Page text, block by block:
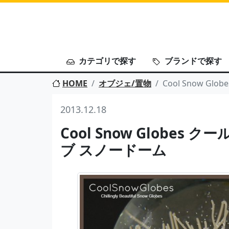
カテゴリで探す
ブランドで探す
HOME
オブジェ/置物 Cool Snow
2013.12.18
Cool Snow Globes クー
ブ スノードーム